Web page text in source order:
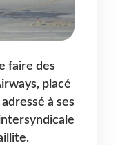
faire des
placé
à ses